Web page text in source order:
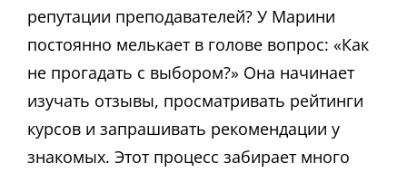
репутации преподавателей? У Марини
постоянно мелькает в голове вопрос: «Как
не прогадать с выбором?» Она начинает
изучать отзывы, просматривать рейтинги
курсов и запрашивать рекомендации у
знакомых. Этот процесс забирает много